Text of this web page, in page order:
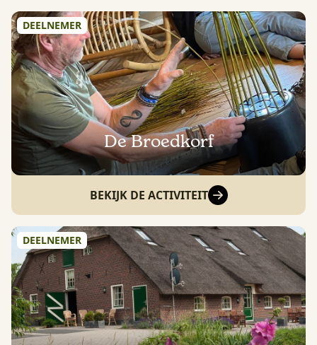
DEELNEMER
De Broedkorf
BEKIJK DE ACTIVITEIT
DEELNEMER